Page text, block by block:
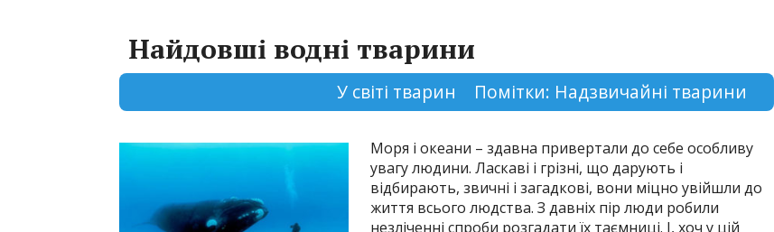
Найдовші водні тварини
У світі тварин Помітки: Надзвичайні тварини
Моря і океани – здавна привертали до себе особливу
увагу людини. Ласкаві і грізні, що дарують і
відбирають, звичні і загадкові, вони міцно увійшли до
життя всього людства. З давніх пір люди робили
незліченні спроби розгадати їх таємниці. І, хоч у цій